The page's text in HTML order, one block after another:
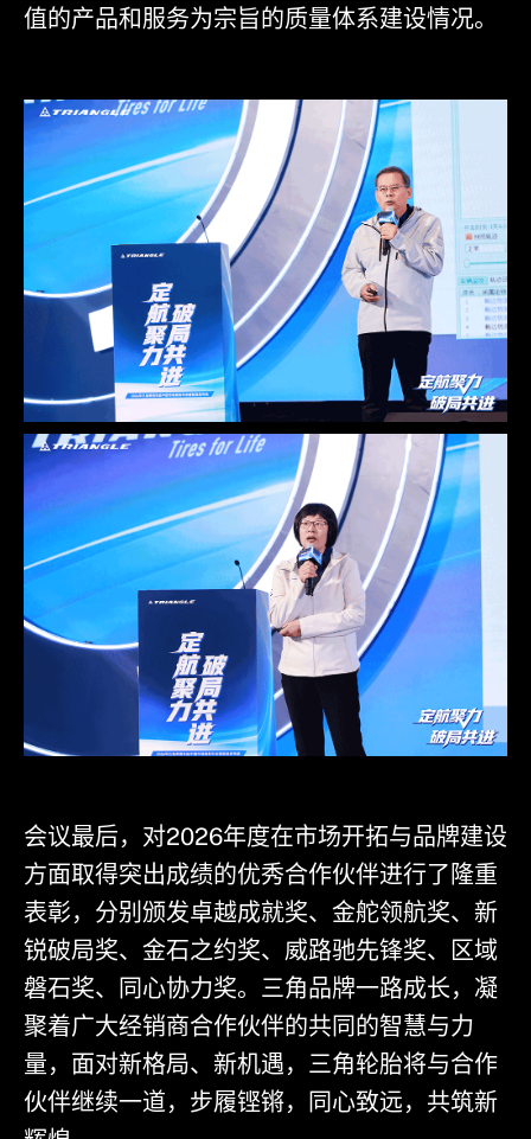
值的产品和服务为宗旨的质量体系建设情况。
会议最后，对2026年度在市场开拓与品牌建设
方面取得突出成绩的优秀合作伙伴进行了隆重
表彰，分别颁发卓越成就奖、金舵领航奖、新
锐破局奖、金石之约奖、威路驰先锋奖、区域
磐石奖、同心协力奖。三角品牌一路成长，凝
聚着广大经销商合作伙伴的共同的智慧与力
量，面对新格局、新机遇，三角轮胎将与合作
伙伴继续一道，步履铿锵，同心致远，共筑新